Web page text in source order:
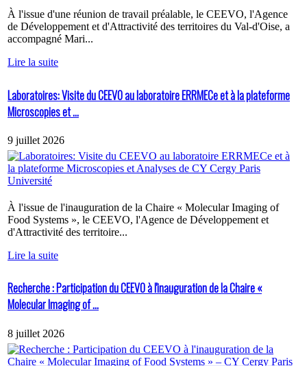
À l'issue d'une réunion de travail préalable, le CEEVO, l'Agence
de Développement et d'Attractivité des territoires du Val-d'Oise, a
accompagné Mari...
Lire la suite
Laboratoires: Visite du CEEVO au laboratoire ERRMECe et à la plateforme
Microscopies et ...
9 juillet 2026
À l'issue de l'inauguration de la Chaire « Molecular Imaging of
Food Systems », le CEEVO, l'Agence de Développement et
d'Attractivité des territoire...
Lire la suite
Recherche : Participation du CEEVO à l'inauguration de la Chaire «
Molecular Imaging of ...
8 juillet 2026